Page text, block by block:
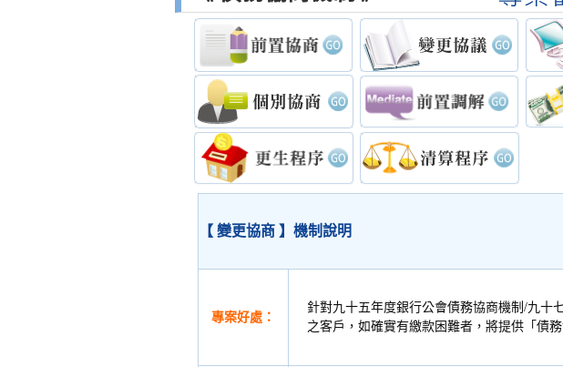
【 變更協商 】機制說明
專案好處：
針對九十五年度銀行公會債務協商機制/九十
之客戶，如確實有繳款困難者，將提供「債